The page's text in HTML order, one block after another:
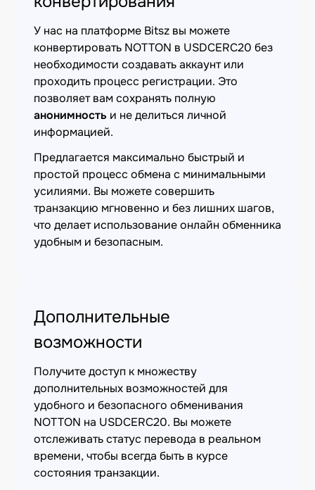
У нас на платформе Bitsz вы можете
конвертировать NOTTON в USDCERC20 без
необходимости создавать аккаунт или
проходить процесс регистрации. Это
позволяет вам сохранять полную
анонимность и не делиться личной
информацией.
Предлагается максимально быстрый и
простой процесс обмена с минимальными
усилиями. Вы можете совершить
транзакцию мгновенно и без лишних шагов,
что делает использование онлайн обменника
удобным и безопасным.
Дополнительные
возможности
Получите доступ к множеству
дополнительных возможностей для
удобного и безопасного обменивания
NOTTON на USDCERC20. Вы можете
отслеживать статус перевода в реальном
времени, чтобы всегда быть в курсе
состояния транзакции.